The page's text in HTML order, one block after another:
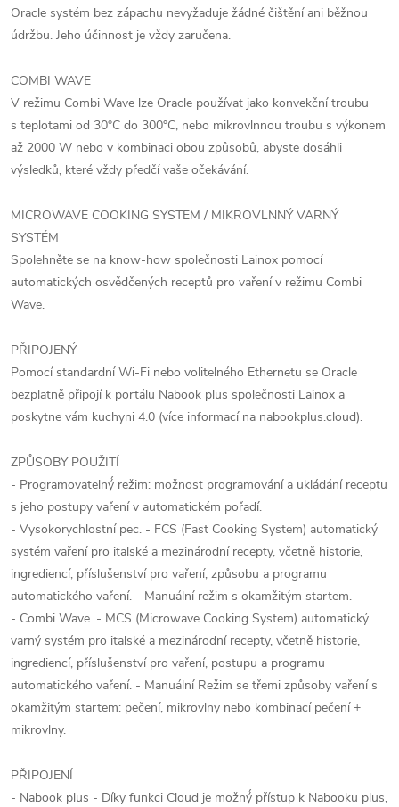
Oracle systém bez zápachu nevyžaduje žádné čištění ani běžnou
údržbu. Jeho účinnost je vždy zaručena.
COMBI WAVE
V režimu Combi Wave lze Oracle používat jako konvekční troubu
s teplotami od 30°C do 300°C, nebo mikrovlnnou troubu s výkonem
až 2000 W nebo v kombinaci obou způsobů, abyste dosáhli
výsledků, které vždy předčí vaše očekávání.
MICROWAVE COOKING SYSTEM / MIKROVLNNÝ VARNÝ
SYSTÉM
Spolehněte se na know-how společnosti Lainox pomocí
automatických osvědčených receptů pro vaření v režimu Combi
Wave.
PŘIPOJENÝ
Pomocí standardní Wi-Fi nebo volitelného Ethernetu se Oracle
bezplatně připojí k portálu Nabook plus společnosti Lainox a
poskytne vám kuchyni 4.0 (více informací na nabookplus.cloud).
ZPŮSOBY POUŽITÍ
- Programovatelný́ režim: možnost programování a ukládání receptu
s jeho postupy vaření v automatickém pořadí.
- Vysokorychlostní pec. - FCS (Fast Cooking System) automatický
systém vaření pro italské a mezinárodní recepty, včetně historie,
ingrediencí, příslušenství pro vaření, způsobu a programu
automatického vaření. - Manuální režim s okamžitým startem.
- Combi Wave. - MCS (Microwave Cooking System) automatický
varný systém pro italské a mezinárodní recepty, včetně historie,
ingrediencí, příslušenství pro vaření, postupu a programu
automatického vaření. - Manuální Režim se třemi způsoby vaření s
okamžitým startem: pečení, mikrovlny nebo kombinací pečení +
mikrovlny.
PŘIPOJENÍ
- Nabook plus - Díky funkci Cloud je možný́ přístup k Nabooku plus,